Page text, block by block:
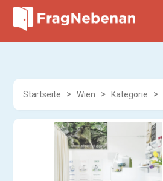
Startseite Wien Kategorie